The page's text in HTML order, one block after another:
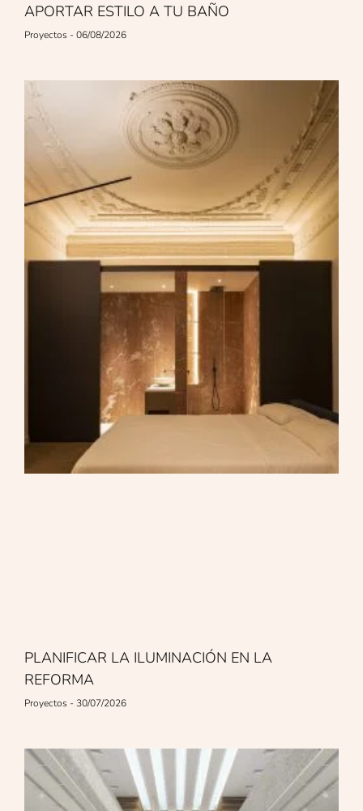
APORTAR ESTILO A TU BAÑO
Proyectos 06/08/2026
PLANIFICAR LA ILUMINACIÓN EN LA
REFORMA
Proyectos 30/07/2026